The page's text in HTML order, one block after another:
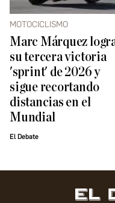
MOTOCICLISMO
Marc Márquez
su tercera victoria
'sprint' de 2026 y
sigue recortando
distancias en el
Mundial
El Debate